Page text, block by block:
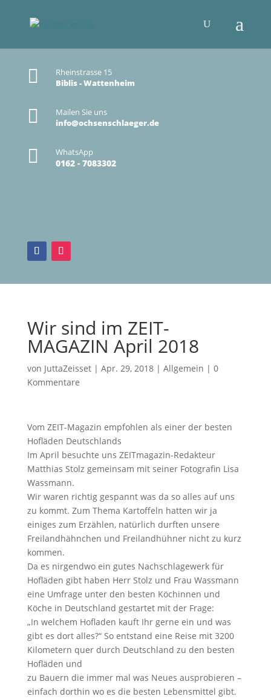

Rheinstrasse 15
Biblis - Wattenheim

Mailen Sie uns
info@ochsenschlaeger.de
 WhatsApp
0162 - 7083302
Wir sind im ZEIT-
MAGAZIN April 2018
von JuttaZeisset| Apr. 29, 2018| Allgemein | 0
Kommentare
Vom ZEIT-Magazin empfohlen als einer der besten
Hofläden Deutschlands
Im April besuchte uns ZEITmagazin-Redakteur
Matthias Stolz gemeinsam mit seiner Fotografin Lisa
Wassmann.
Wir waren richtig gespannt was da so alles auf uns
zu kommt. Zum Thema Kartoffeln hatten wir ja
einiges zum Erzählen, natürlich durften unsere
Freilandhähnchen und Freilandhühner nicht zu kurz
kommen.
Da es nirgendwo ein gutes Nachschlagewerk für
Hofläden gibt haben Herr Stolz und Frau Wassmann
eine Umfrage unter den besten Köchinnen und
Köche in Deutschland gestartet mit der Frage:
„In welchem Hofladen kauft Ihr gerne ein und was
gibt es dort alles?“ So entstand eine Reise mit 3200
Kilometern quer durch Deutschland zu den besten
Hofläden und
zu Bauern die immer mal was Neues ausprobieren –
einfach dorthin wo es die besten Lebensmittel gibt.